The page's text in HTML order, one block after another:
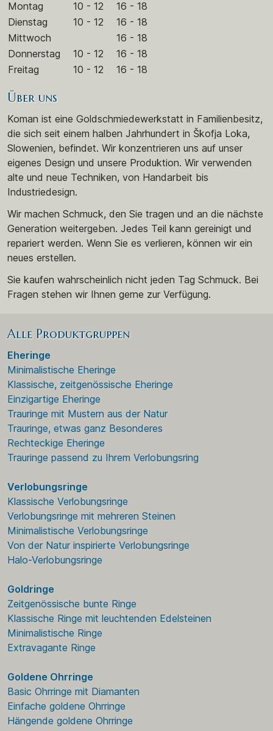
Montag 10 - 12
16 - 18
Dienstag
10 - 12
16 - 18
Mittwoch
16 - 18
Donnerstag
10 - 12
16 - 18
Freitag
10 - 12 16 - 18
Über uns
Koman ist eine Goldschmiedewerkstatt in Familienbesitz,
die sich seit einem halben Jahrhundert in Škofja Loka,
Slowenien, befindet. Wir konzentrieren uns auf unser
eigenes Design und unsere Produktion. Wir verwenden
alte und neue Techniken, von Handarbeit bis
Industriedesign.
Wir machen Schmuck, den Sie tragen und an die nächste
Generation weitergeben. Jedes Teil kann gereinigt und
repariert werden. Wenn Sie es verlieren, können wir ein
neues erstellen.
Sie kaufen wahrscheinlich nicht jeden Tag Schmuck. Bei
Fragen stehen wir Ihnen gerne zur Verfügung.
Alle Produktgruppen
Eheringe
Minimalistische Eheringe
Klassische, zeitgenössische Eheringe
Einzigartige Eheringe
Trauringe mit Mustern aus der Natur
Trauringe, etwas ganz Besonderes
Rechteckige Eheringe
Trauringe passend zu Ihrem Verlobungsring
Verlobungsringe
Klassische Verlobungsringe
Verlobungsringe mit mehreren Steinen
Minimalistische Verlobungsringe
Von der Natur inspirierte Verlobungsringe
Halo-Verlobungsringe
Goldringe
Zeitgenössische bunte Ringe
Klassische Ringe mit leuchtenden Edelsteinen
Minimalistische Ringe
Extravagante Ringe
Goldene Ohrringe
Basic Ohrringe mit Diamanten
Einfache goldene Ohrringe
Hängende goldene Ohrringe